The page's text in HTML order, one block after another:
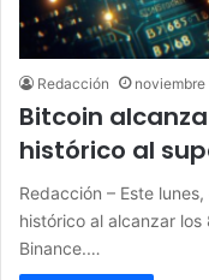
Redacción noviembre
Bitcoin
histórico al
Redacción – Este
histórico al alcanzar
Binance.…